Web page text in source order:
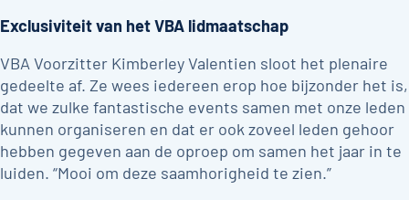
Exclusiviteit van het VBA lidmaatschap
VBA Voorzitter Kimberley Valentien sloot het plenaire
gedeelte af. Ze wees iedereen erop hoe bijzonder het is,
dat we zulke fantastische events samen met onze leden
kunnen organiseren en dat er ook zoveel leden gehoor
hebben gegeven aan de oproep om samen het jaar in te
luiden. “Mooi om deze saamhorigheid te zien.”